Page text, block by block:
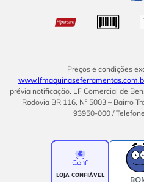
Preços e condições
prévia notificação. LF Comercial de
Rodovia BR 116, Nº 5003 – Bairro
93950-000 /